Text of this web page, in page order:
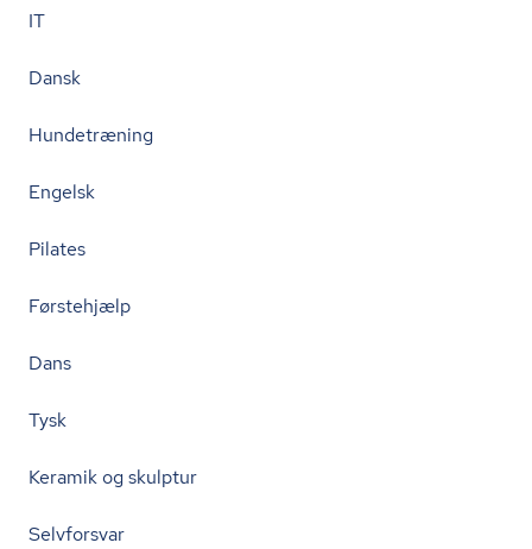
IT
Dansk
Hundetræning
Engelsk
Pilates
Førstehjælp
Dans
Tysk
Keramik og skulptur
Selvforsvar